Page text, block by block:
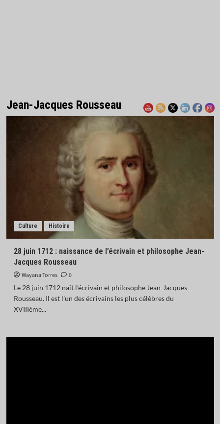
Jean-Jacques Rousseau
Culture Histoire
28 juin 1712 : naissance de l’écrivain et philosophe Jean-
Jacques Rousseau
Wayana Torres
0
Le 28 juin 1712 naît l’écrivain et philosophe Jean-Jacques
Rousseau. Il est l’un des écrivains les plus célèbres du
XVIIIème...